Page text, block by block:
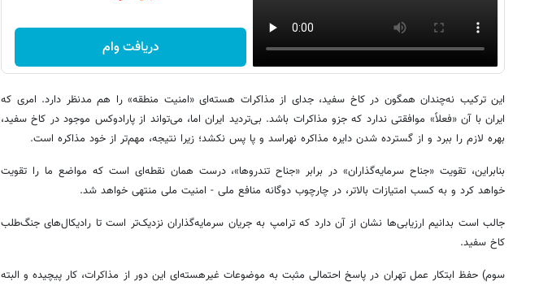
دریافت وام
این ترکیب نه‌چندان همگون در کاخ سفید، جدای از مذاکرات هسته‌ای «امنیت منطقه» را هم مدنظر دارد. امری که
ایران با آن «فعلاً» موافقتی ندارد که جزو مذاکرات باشد. بی‌تردید ایران اما، می‌تواند از پارادوکس موجود در کاخ سفید،
بهره لازم را ببرد و از گسترده شدن دایره مذاکره نهراسد و پا پس نکشد؛ زیرا نتیجه، مهم‌تر از خود مذاکره است.
بنابراین، تقویت «جناح سرمایه‌گذاران» در برابر «جناح تندروها»، درست همان نقطه‌ای است که مواضع ما را تقویت
خواهد کرد و به کسب امتیازات بالاتر، در چارچوب دوگانه منافع ملی - امنیت ملی منتهی خواهد شد.
جالب است بدانیم ارزیابی‌ها نشان از آن دارد که ترامپ به جریان سرمایه‌گذاران نزدیک‌تر است تا رادیکال‌های جنگ‌طلب
کاخ سفید.
سوم) حفظ ابتکار عمل تهران در پاسخ احتمالی مثبت به موضوعات غیرهسته‌ای این دور از مذاکرات، کار پیچیده و البته